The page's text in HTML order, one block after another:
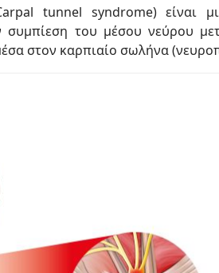
tunnel syndrome) είναι
του μέσου νεύρου
στον καρπιαίο σωλήνα